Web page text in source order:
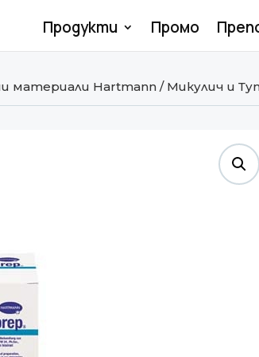
Продукти Промо
материали Hartmann/ Микулич и